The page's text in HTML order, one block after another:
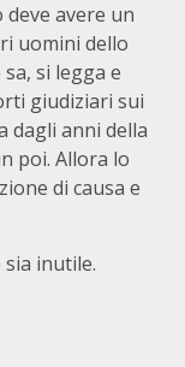
avere un
uomini dello
si legga e
giudiziari sui
dagli anni della
poi. Allora lo
di causa e
inutile.